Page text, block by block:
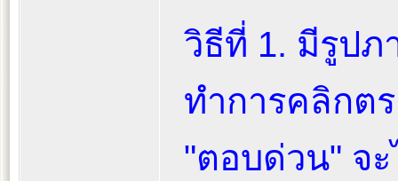
วิธีที่ 1. มีรูปภ
ทำการคลิกต
"ตอบด่วน" จ